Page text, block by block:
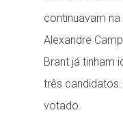
continuavam
Alexandre
Brant já tinham
três
votado.